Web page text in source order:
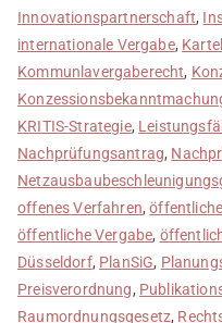
Innovationspartnerschaft,
internationale Vergabe,
Kommunlavergaberecht,
KRITIS-Strategie,
Nachprüfungsantrag,
offenes Verfahren,
öffentliche Vergabe,
Düsseldorf, PlanSiG,
Preisverordnung,
Raumordnungsgesetz,